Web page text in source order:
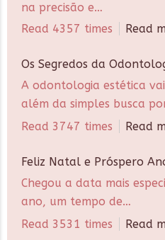
na precisão e…
Read 4357 times
Read
Os Segredos da
A odontologia estética
além da simples busca
Read 3747 times
Read
Feliz Natal e Próspero
Chegou a data mais
ano, um tempo de…
Read 3531 times
Read